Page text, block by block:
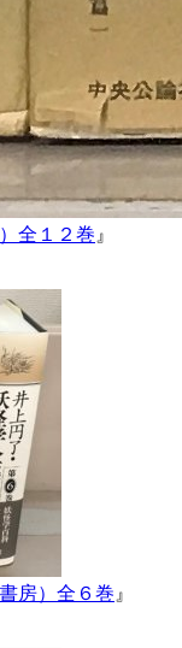
全１２巻 』
房）全６巻 』